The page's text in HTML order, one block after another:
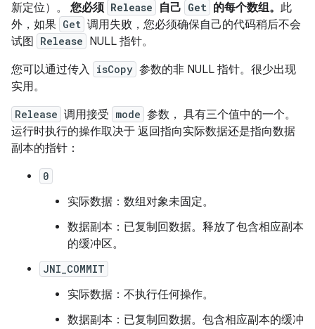
新定位）。 您必须 Release 自己 Get 的每个数组。 此
外，如果 Get 调用失败，您必须确保自己的代码稍后不会
试图
Release NULL 指针。
您可以通过传入 isCopy 参数的非 NULL 指针。很少出现
实用。
Release 调用接受 mode 参数， 具有三个值中的一个。
运行时执行的操作取决于 返回指向实际数据还是指向数据
副本的指针：
0
实际数据：数组对象未固定。
数据副本：已复制回数据。释放了包含相应副本
的缓冲区。
JNI_COMMIT
实际数据：不执行任何操作。
数据副本：已复制回数据。包含相应副本的缓冲